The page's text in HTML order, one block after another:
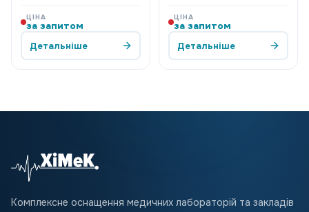
ЦІНА
за запитом
Детальніше
ЦІНА
за запитом
Детальніше
Комплексне оснащення медичних лабораторій та закладів